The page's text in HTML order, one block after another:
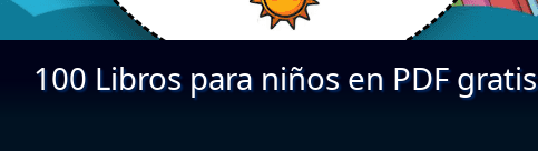
100 Libros para niños en PDF gratis